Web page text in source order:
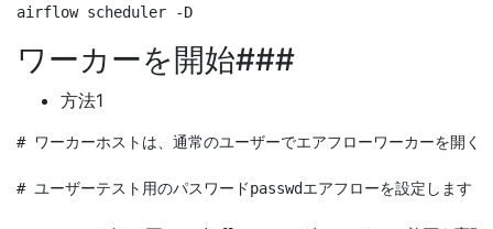
ワーカーを開始###
方法1
# ワーカーホストは、通常のユーザーでエアフローワーカーを
# ユーザーテスト用のパスワードpasswdエアフローを設定します